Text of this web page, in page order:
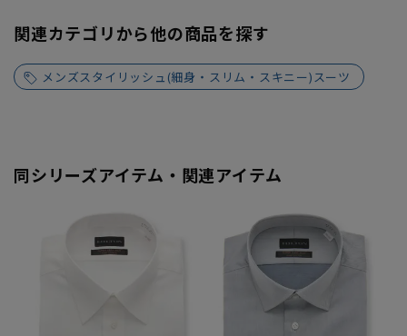
関連カテゴリから他の商品を探す
メンズスタイリッシュ(細身・スリム・スキニー)スーツ
同シリーズアイテム・関連アイテム